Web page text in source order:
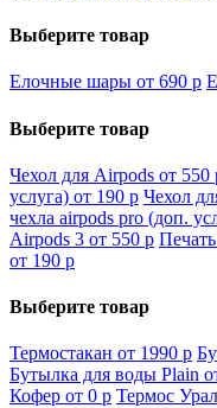
Выберите товар
Елочные шары от 690 p
Выберите товар
Чехол для Airpods от 550
услуга) от 190 p Чехол
чехла airpods pro (доп.
Airpods 3 от 550 p
от 190 p
Выберите товар
Термостакан от 1990 p
Бутылка для воды Plain
Кофер от 0 p Термос